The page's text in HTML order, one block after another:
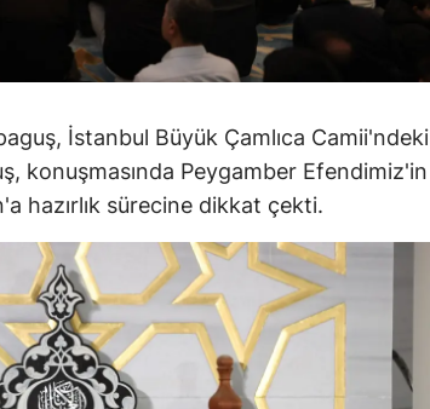
Mersin
İstanbul
İzmir
Kars
Kastamonu
İstanbul Büyük Çamlıca Camii'ndeki
konuşmasında Peygamber Efendimiz'in
hazırlık sürecine dikkat çekti.